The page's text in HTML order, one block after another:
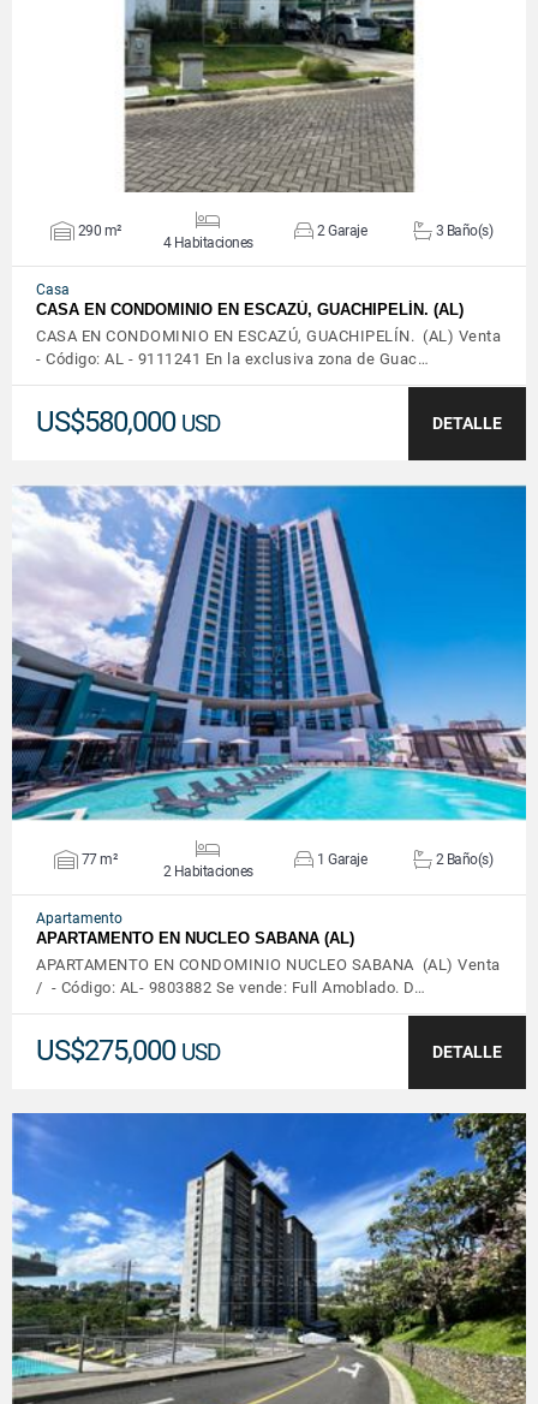
VER DETALLES
290 m²
4 Habitaciones
2 Garaje 3 Baño(s)
Casa
CASA EN CONDOMINIO EN ESCAZÚ, GUACHIPELÍN. (AL)
CASA EN CONDOMINIO EN ESCAZÚ, GUACHIPELÍN. (AL) Venta
- Código: AL - 9111241 En la exclusiva zona de Guac…
US$580,000 USD DETALLE
VER DETALLES
77 m²
2 Habitaciones
1 Garaje 2 Baño(s)
Apartamento
APARTAMENTO EN NUCLEO SABANA (AL)
APARTAMENTO EN CONDOMINIO NUCLEO SABANA (AL) Venta
/ - Código: AL- 9803882 Se vende: Full Amoblado. D…
US$275,000 USD DETALLE
VER DETALLES